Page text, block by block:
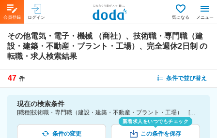
会員登録 ログイン 気になる メニュー
その他電気・電子・機械 （商社）、技術職・専門職（建
設・建築・不動産・プラント・工場）、完全週休2日制 の
転職・求人検索結果
47 件 条件で並び替え
現在の検索条件
[職種]技術職・専門職（建設・建築・不動産・プラント・工場） [業種]その他電気・電子・機械 （商社）-商社業界 [こだわり条件ピックアップ]完全週休2日制 [詳細条件](休日・働き方)完全週休2日制
条件の変更
新着求人をいつでもチェック
この条件を保存